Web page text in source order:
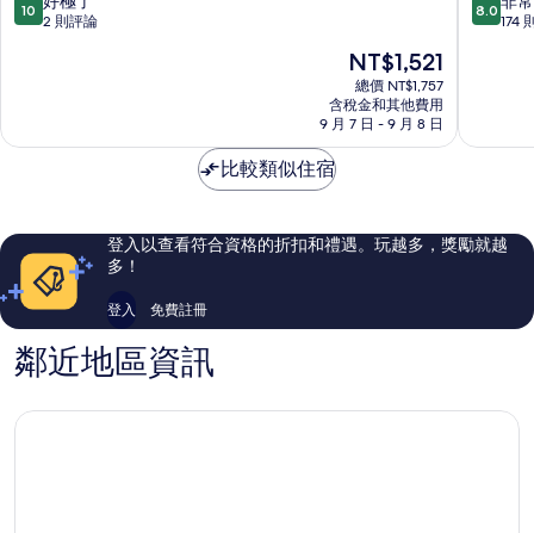
商
分，
極
評
論
10
2 則評論
現
在
價
格
為
NT$1,521
總價 NT$1,757
含稅金和其他費用
9 月 7 日 - 9 月 8 日
中
中
分，
常
評
論
8.0
174
比較類似住宿
登入以查看符合資格的折扣和禮遇。玩越多，獎勵就越
多！
登入 免費註冊
鄰近地區資訊